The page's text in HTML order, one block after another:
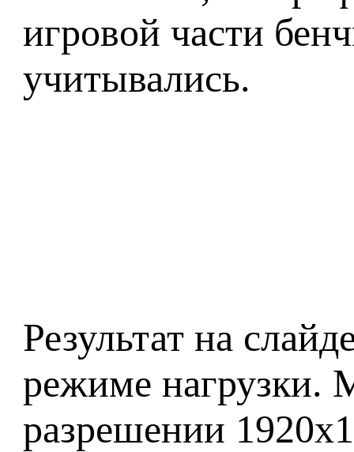
игровой части
учитывались.
Результат на
режиме нагрузки.
разрешении